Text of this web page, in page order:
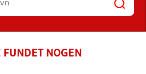
FUNDET NOGEN